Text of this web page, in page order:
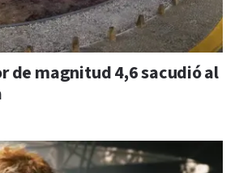
de magnitud 4,6 sacudió al